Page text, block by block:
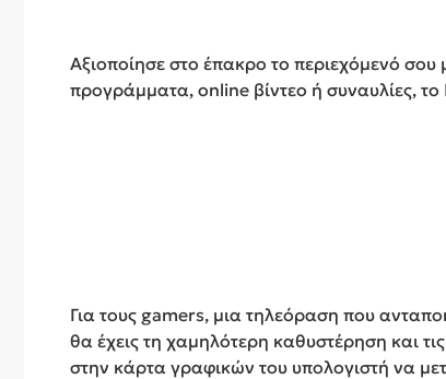
Αξιοποίησε στο έπακρο το περιεχόμενό
προγράμματα, online βίντεο ή συναυλίες,
Για τους gamers, μια τηλεόραση που
θα έχεις τη χαμηλότερη καθυστέρηση και
στην κάρτα γραφικών του υπολογιστή να